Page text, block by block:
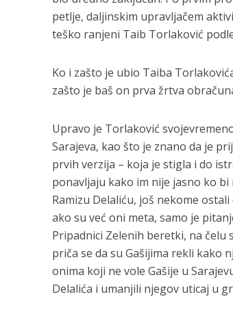
petlje, daljinskim upravljačem
teško ranjeni Taib Torlaković
Ko i zašto je ubio Taiba
zašto je baš on prva žrtva
Upravo je Torlaković
Sarajeva, kao što je znano da je
prvih verzija – koja je stigla i do
ponavljaju kako im nije jasno ko bi
Ramizu Delaliću, još nekome
ako su već oni meta, samo je
Pripadnici Zelenih beretki, na čelu
priča se da su Gašijima rekli kako
onima koji ne vole Gašije u
Delalića i umanjili njegov uticaj u